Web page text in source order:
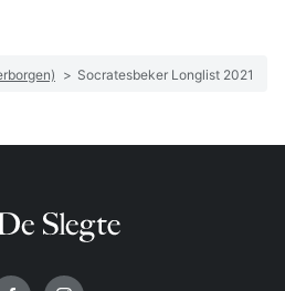
> Socratesbeker Longlist 2021